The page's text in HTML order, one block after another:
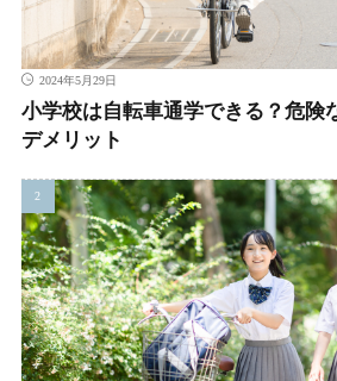
2024年5月29日
小学校は自転車通学できる？危険
デメリット